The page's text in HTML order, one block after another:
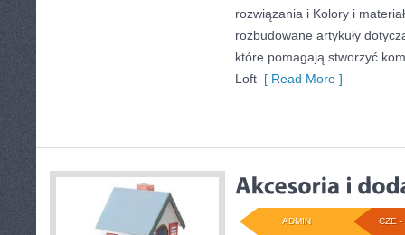
rozwiązania i Kolory i
rozbudowane artykuły
które pomagają stworzyć
Loft [ Read More ]
CZE -
ADMIN